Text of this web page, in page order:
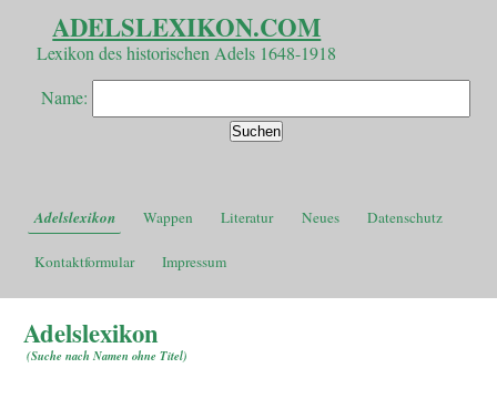
ADELSLEXIKON.COM
Lexikon des historischen Adels 1648-1918
Name:
Adelslexikon Wappen Literatur Neues Datenschutz
Kontaktformular Impressum
Adelslexikon
(Suche nach Namen ohne Titel)